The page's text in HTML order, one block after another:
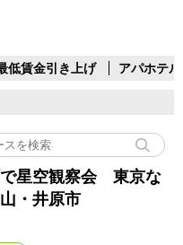
低賃金引き上げ アパホテル
で星空観察会 東京な
・井原市